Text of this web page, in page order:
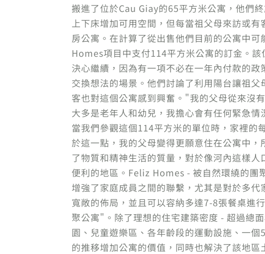
搬進了位於Cau Giay的65平方米公寓，他們
上下床增加可用空間，但每當祖父母來訪或
房公寓。在計算了從出售他們目前的公寓中
Homes項目中支付114平方米公寓的訂金。
決心繼續，因為有一項不必在一年內付款的
交換想法的場景。他們討論了利用陽台讓祖
客也對這個公寓感到興奮。"我的父母從來沒
大多是老年人和幼兒，我擔心會有任何緊急
當我們參觀這個114平方米的單位時，家裡的
於這一點，我的父母變得更願意住在公寓中
了物質和精神生活的質量，對於像河內這樣
便利的地區。Feliz Homes - 被自然環繞的團
增強了家庭成員之間的聯繫，尤其是對於多
寬敞的佈局，並且可以容納多達7-8張餐桌進
聚公寓"。除了理想的住宅建築密度 - 超過總
園、兒童遊樂區、各年齡段的運動設施、一
的推移增加公寓的價值，同時也解決了該地